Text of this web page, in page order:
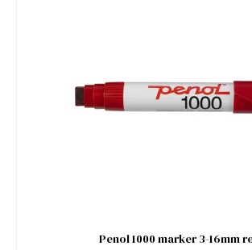
Penol 1000 marker 3-16mm